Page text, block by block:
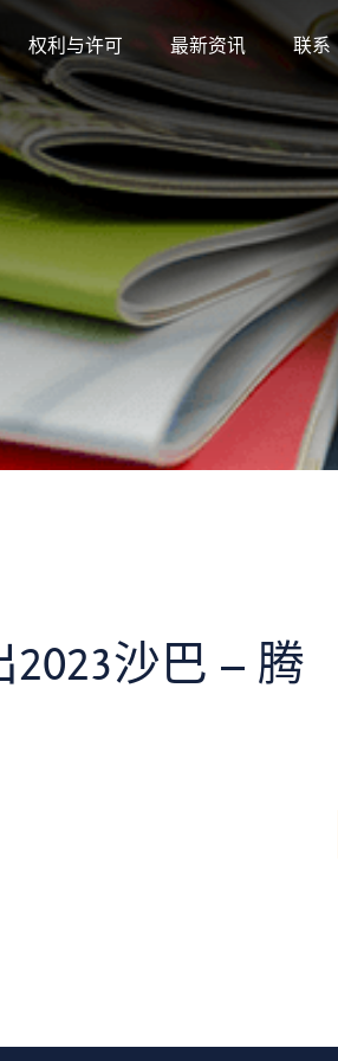
权利与许可 最新资讯 联系
沙巴 – 腾